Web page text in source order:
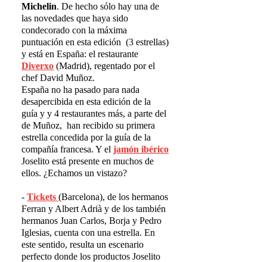
Michelin. De hecho sólo hay una de
las novedades que haya sido
condecorado con la máxima
puntuación en esta edición (3 estrellas)
y está en España: el restaurante
Diverxo (Madrid), regentado por el
chef David Muñoz.
España no ha pasado para nada
desapercibida en esta edición de la
guía y y 4 restaurantes más, a parte del
de Muñoz, han recibido su primera
estrella concedida por la guía de la
compañía francesa. Y eljamón ibérico
Joselito está presente en muchos de
ellos. ¿Echamos un vistazo?
-Tickets(Barcelona), de los hermanos
Ferran y Albert Adrià y de los también
hermanos Juan Carlos, Borja y Pedro
Iglesias, cuenta con una estrella. En
este sentido, resulta un escenario
perfecto donde los productos Joselito